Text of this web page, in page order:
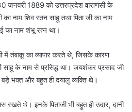
1889 को उत्तरप्रदेश वाराणसी के
नाम शिव रतन साहू तथा पिता जी का नाम
का नाम शंभू रत्न था।
में तंबाकू का व्यापार करते थे, जिसके कारण
साहू के नाम से प्रसिद्ध था। जयशंकर प्रसाद जी
भक्त और बहुत ही दयालु व्यक्ति थे।
रखते थे। इनके पिताजी भी बहुत ही उदार, दानी